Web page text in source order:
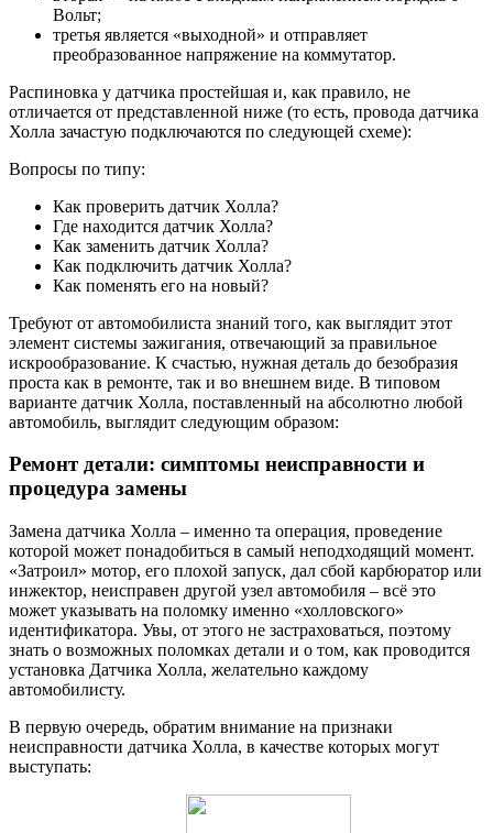
Вольт;
третья является «выходной» и отправляет
преобразованное напряжение на коммутатор.
Распиновка у датчика простейшая и, как правило, не
отличается от представленной ниже (то есть, провода датчика
Холла зачастую подключаются по следующей схеме):
Вопросы по типу:
Как проверить датчик Холла?
Где находится датчик Холла?
Как заменить датчик Холла?
Как подключить датчик Холла?
Как поменять его на новый?
Требуют от автомобилиста знаний того, как выглядит этот
элемент системы зажигания, отвечающий за правильное
искрообразование. К счастью, нужная деталь до безобразия
проста как в ремонте, так и во внешнем виде. В типовом
варианте датчик Холла, поставленный на абсолютно любой
автомобиль, выглядит следующим образом:
Ремонт детали: симптомы неисправности и
процедура замены
Замена датчика Холла – именно та операция, проведение
которой может понадобиться в самый неподходящий момент.
«Затроил» мотор, его плохой запуск, дал сбой карбюратор или
инжектор, неисправен другой узел автомобиля – всё это
может указывать на поломку именно «холловского»
идентификатора. Увы, от этого не застраховаться, поэтому
знать о возможных поломках детали и о том, как проводится
установка Датчика Холла, желательно каждому
автомобилисту.
В первую очередь, обратим внимание на признаки
неисправности датчика Холла, в качестве которых могут
выступать: